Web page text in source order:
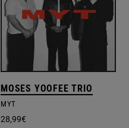
MOSES YOOFEE TRIO
MYT
28,99€